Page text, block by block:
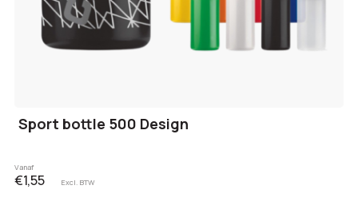
Sport bottle 500 Design
Vanaf
€1,55 Excl. BTW